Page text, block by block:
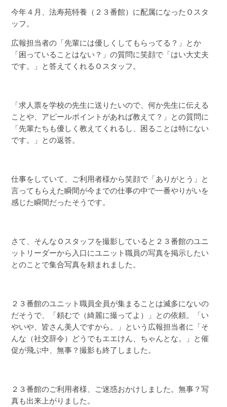
今年４月、法寿苑特養（２３番館）に配属になったＯスタ
ッフ。
広報担当者の「先輩には優しくしてもらってる？」とか
「困っていることはない？」の質問に笑顔で「はい大丈夫
です。」と答えてくれるＯスタッフ。
「求人票を学校の先生に送りたいので、何か先生に伝える
ことや、アピールポイントがあれば教えて？」との質問に
「先輩たちも優しく教えてくれるし、困ることは特にない
です。」との返答。
仕事をしていて、ご利用者様から笑顔で「ありがとう」と
言ってもらえた瞬間が今までの仕事の中で一番やりがいを
感じた瞬間だったそうです。
さて、そんなＯスタッフを撮影していると２３番館のユニ
ットリーダーから入口にユニット職員の写真を掲示したい
とのことで集合写真を頼まれました。
２３番館のユニット職員全員が集まることは滅多にないの
だそうで、「頼むで（綺麗に撮ってよ）」との依頼。「い
やいや、皆さん美人ですから。」という広報担当者に「そ
んな（社交辞令）どうでもエエけん、ちゃんとな。」と催
促が飛ぶ中、無事？撮影も終了しました。
２３番館のご利用者様、ご迷惑おかけしました。無事？写
真も出来上がりました。